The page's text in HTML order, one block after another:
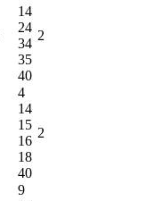
14
24
34
35
40
2
4
14
15
16
18
40
2
9